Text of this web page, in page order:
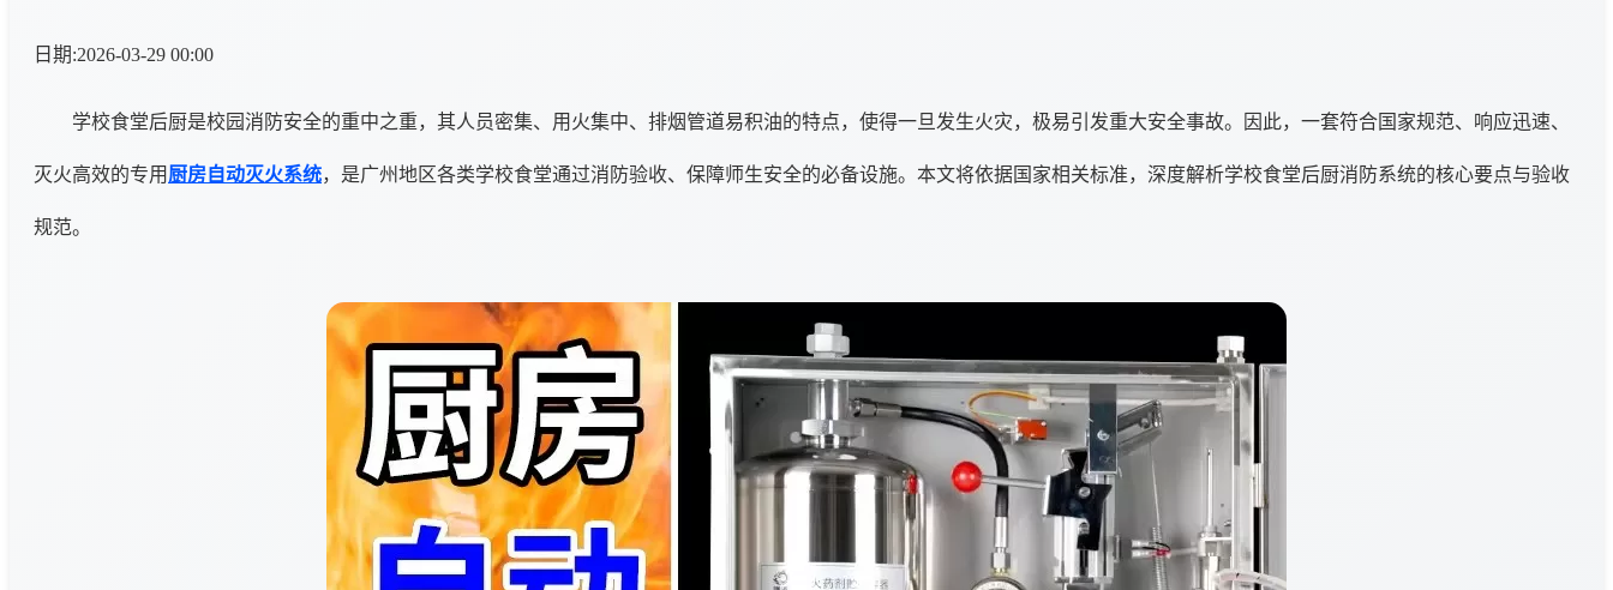
日期:2026-03-29 00:00
学校食堂后厨是校园消防安全的重中之重，其人员密集、用火集中、排烟管道易积油的特点，使得一旦发生火灾，极易引发重大安全事故。因此，一套符合国家规范、响应迅速、
灭火高效的专用 厨房自动灭火系统，是广州地区各类学校食堂通过消防验收、保障师生安全的必备设施。本文将依据国家相关标准，深度解析学校食堂后厨消防系统的核心要点与验收
规范。